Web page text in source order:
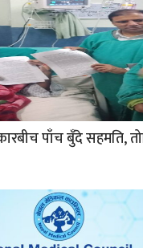
पाँच बुँदे सहमति,